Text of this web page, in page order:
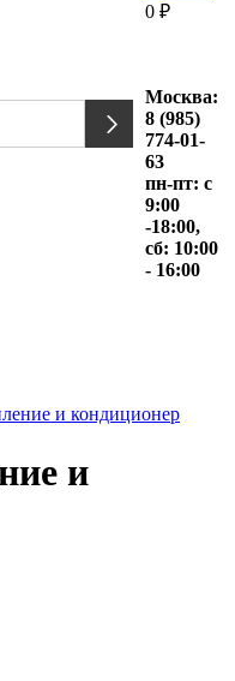
0 ₽
Москва:
8 (985)
774-01-
63
пн-пт: с
9:00
-18:00,
сб: 10:00
- 16:00
и кондиционер
и